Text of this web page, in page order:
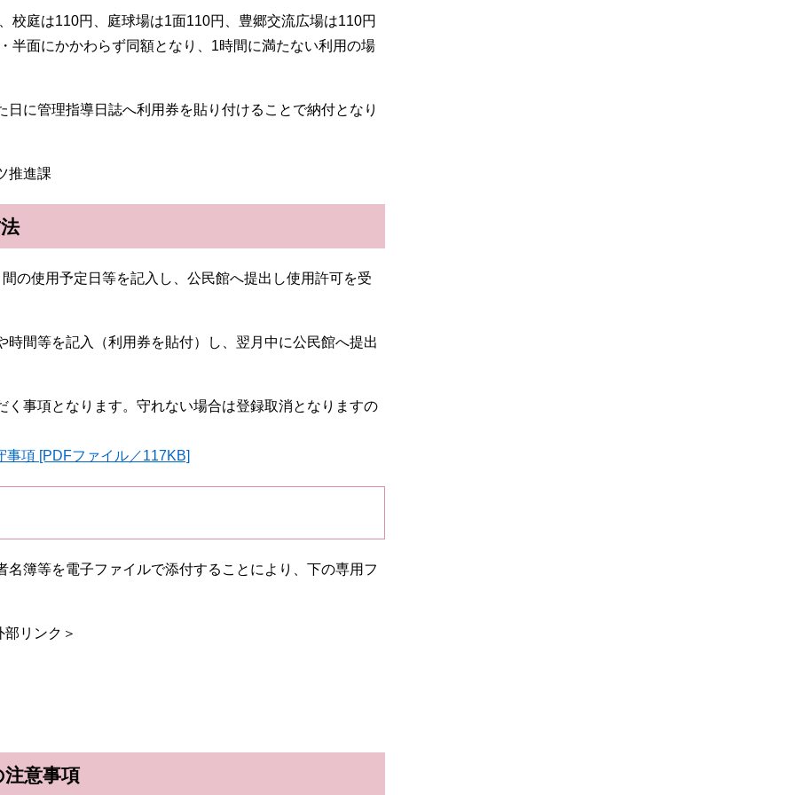
庭は110円、庭球場は1面110円、豊郷交流広場は110円
半面にかかわらず同額となり、1時間に満たない利用の場
に管理指導日誌へ利用券を貼り付けることで納付となり
推進課
の使用予定日等を記入し、公民館へ提出し使用許可を受
間等を記入（利用券を貼付）し、翌月中に公民館へ提出
事項となります。守れない場合は登録取消となりますの
事項 [PDFファイル／117KB]
簿等を電子ファイルで添付することにより、下の専用フ
部リンク＞
意事項